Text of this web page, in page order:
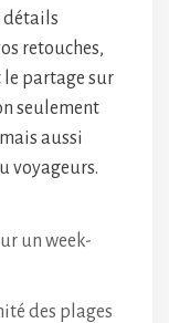
détails
retouches,
partage sur
seulement
aussi
voyageurs.
un week-
des plages